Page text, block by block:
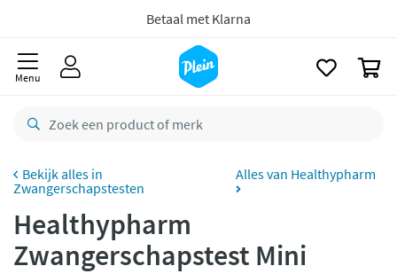
Gratisretourneren
8,8/10
CO2 neutraal
Menu
Zwangerschapstesten
Alles van Healthypharm
Healthypharm
Zwangerschapstest Mini